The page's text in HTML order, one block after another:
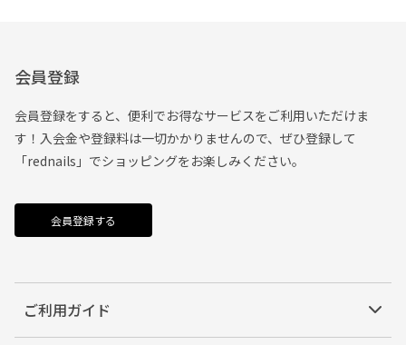
会員登録
会員登録をすると、便利でお得なサービスをご利用いただけま
す！入会金や登録料は一切かかりませんので、ぜひ登録して
「rednails」でショッピングをお楽しみください。
会員登録する
ご利用ガイド